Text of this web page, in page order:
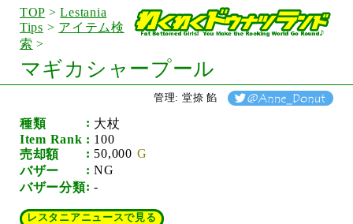
TOP >Lestania
Tips > アイテム検
索 >
マギカシャープール
管理: 堂捺 餡
種類
大杖
Item Rank
100
売却額
50,000
バザー
NG
バザー分類
-
レスタニアニュースで見る